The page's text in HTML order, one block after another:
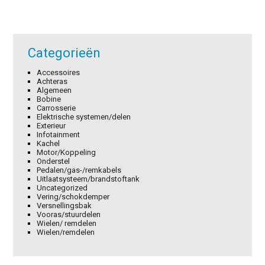
Categorieën
Accessoires
Achteras
Algemeen
Bobine
Carrosserie
Elektrische systemen/delen
Exterieur
Infotainment
Kachel
Motor/Koppeling
Onderstel
Pedalen/gas-/remkabels
Uitlaatsysteem/brandstoftank
Uncategorized
Vering/schokdemper
Versnellingsbak
Vooras/stuurdelen
Wielen/ remdelen
Wielen/remdelen